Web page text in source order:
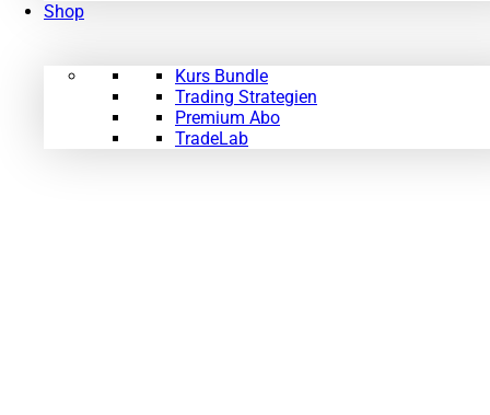
Shop
Kurs Bundle
Trading Strategien
Premium Abo
TradeLab